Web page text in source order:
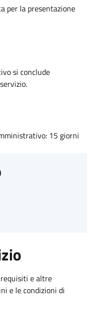
per la presentazione
si conclude
15 giorni
e altre
e le condizioni di